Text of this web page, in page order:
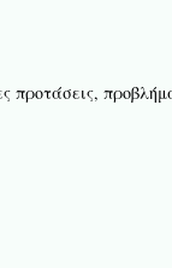
προτάσεις,